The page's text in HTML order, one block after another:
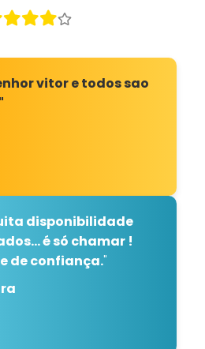
vitor e todos sao
disponibilidade
é só chamar !
de confiança."